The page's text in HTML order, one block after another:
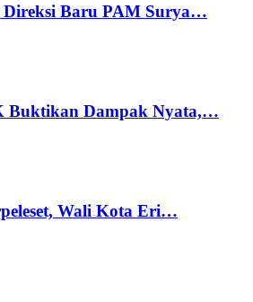
Direksi Baru PAM Surya…
Buktikan Dampak Nyata,…
Wali Kota Eri…